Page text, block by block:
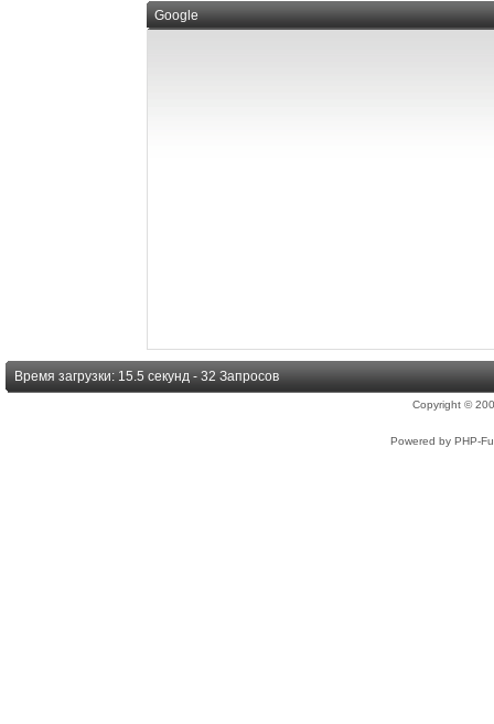
Google
Время загрузки: 15.5 секунд - 32 Запросов
Copyright ©
Powered by PHP-